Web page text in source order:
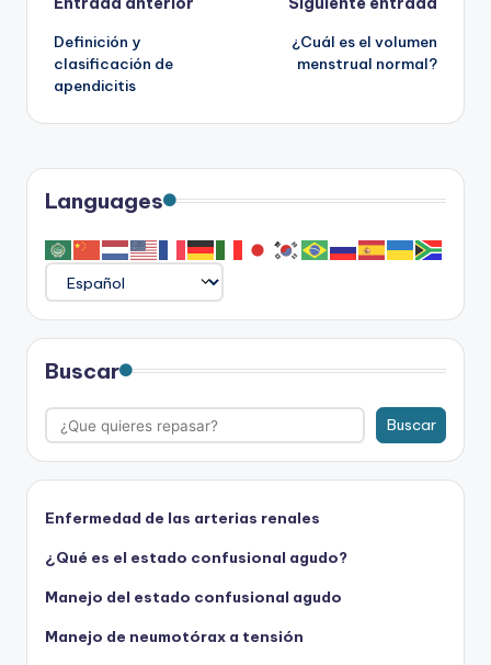
Navegación
de
entradas
Definición y
clasificación de
apendicitis
¿Cuál es el volumen
menstrual normal?
Languages
Buscar
Buscar
Enfermedad de las arterias renales
¿Qué es el estado confusional agudo?
Manejo del estado confusional agudo
Manejo de neumotórax a tensión